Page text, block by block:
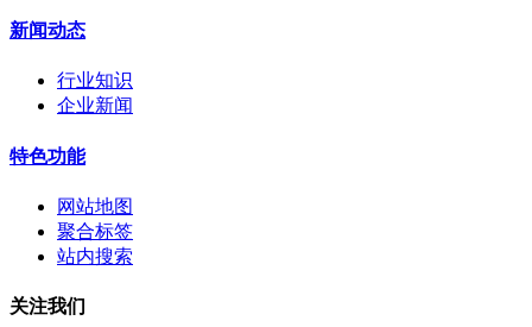
新闻动态
行业知识
企业新闻
特色功能
网站地图
聚合标签
站内搜索
关注我们